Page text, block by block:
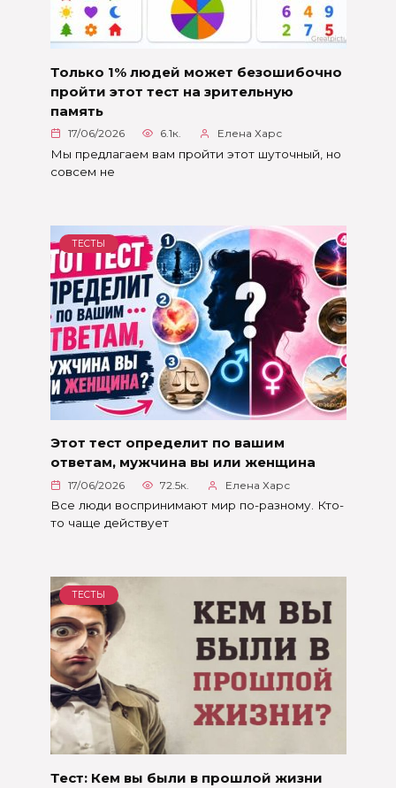
Только 1% людей может безошибочно
пройти этот тест на зрительную
память
17/06/2026 6.1к. Елена Харс
Мы предлагаем вам пройти этот шуточный, но
совсем не
ТЕСТЫ
Этот тест определит по вашим
ответам, мужчина вы или женщина
17/06/2026 72.5к. Елена Харс
Все люди воспринимают мир по-разному. Кто-
то чаще действует
ТЕСТЫ
Тест: Кем вы были в прошлой жизни